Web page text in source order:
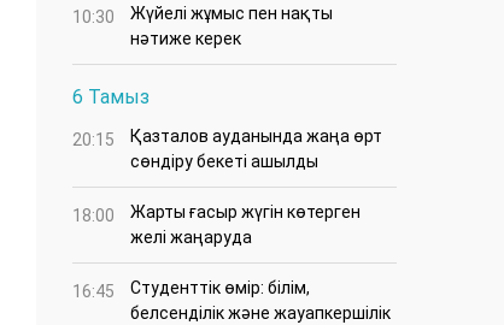
10:30
Жүйелі жұмыс пен нақты
нәтиже керек
6 Тамыз
20:15
Қазталов ауданында жаңа өрт
сөндіру бекеті ашылды
18:00
Жарты ғасыр жүгін көтерген
желі жаңаруда
16:45
Студенттік өмір: білім,
белсенділік және жауапкершілік